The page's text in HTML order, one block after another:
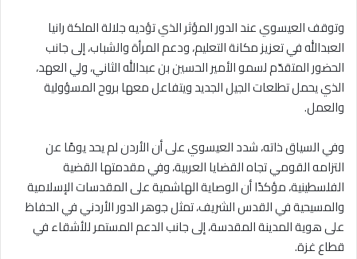
وتوقف العيسوي عند الدور المؤثر الذي تؤديه جلالة الملكة رانيا
العبدالله في تعزيز مكانة التعليم، ودعم المرأة والشباب، إلى جانب
الحضور المتقدّم لسمو الأمير الحسين بن عبدالله الثاني، ولي العهد،
الذي يحمل تطلعات الجيل الجديد ويتفاعل معها بروح المسؤولية
والعمل.
وفي السياق ذاته، شدد العيسوي على أن الأردن لم يحد يومًا عن
التزامه القومي تجاه القضايا العربية، وفي مقدمتها القضية
الفلسطينية، مؤكدًا أن الوصاية الهاشمية على المقدسات الإسلامية
والمسيحية في القدس الشريف، تمثل جوهر الدور الأردني في الحفاظ
على هوية المدينة المقدسة، إلى جانب الدعم المستمر للأشقاء في
قطاع غزة.